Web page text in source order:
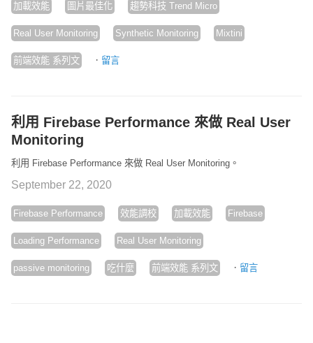
加載效能 圖片最佳化 趨勢科技 Trend Micro
Real User Monitoring Synthetic Monitoring Mixtini
前端效能 系列文 · 留言
利用 Firebase Performance 來做 Real User
Monitoring
利用 Firebase Performance 來做 Real User Monitoring。
September 22, 2020
Firebase Performance 效能調校 加載效能 Firebase
Loading Performance Real User Monitoring
passive monitoring 吃什麼 前端效能 系列文 · 留言